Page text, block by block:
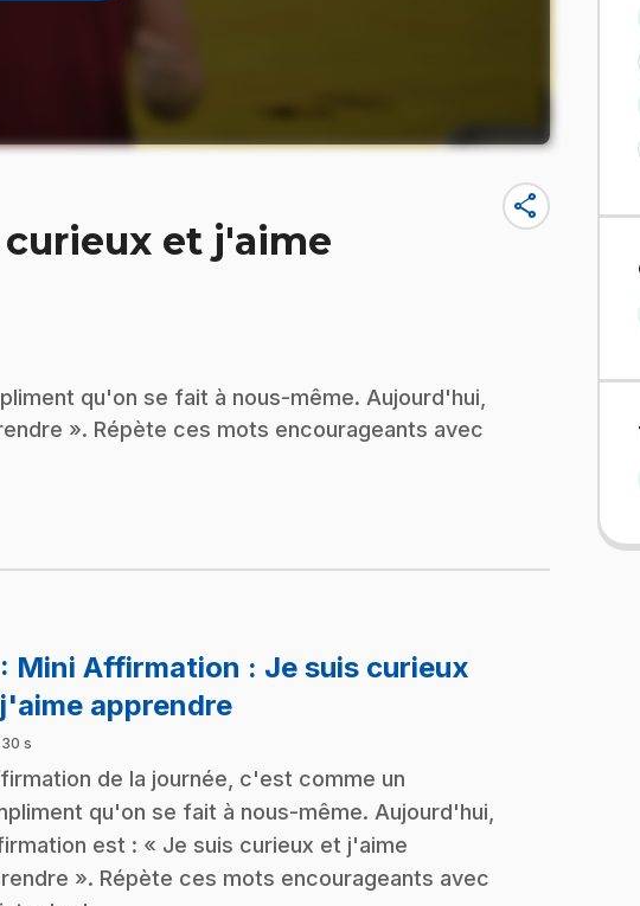
et j'aime
share
qu'on se fait à nous-même. Aujourd'hui,
». Répète ces mots encourageants avec
: Mini Affirmation : Je suis curieux
apprendre.
30 s
de la journée, c'est comme un
qu'on se fait à nous-même. Aujourd'hui,
est : « Je suis curieux et j'aime
». Répète ces mots encourageants avec